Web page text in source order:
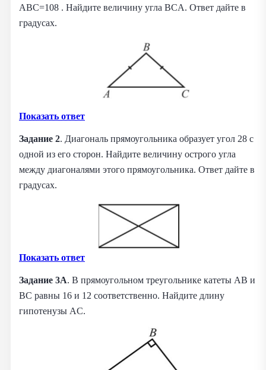
ABC=108 . Найдите величину угла BCA. Ответ дайте в
градусах.
Показать ответ
Задание 2. Диагональ прямоугольника образует угол 28 с
одной из его сторон. Найдите величину острого угла
между диагоналями этого прямоугольника. Ответ дайте в
градусах.
Показать ответ
Задание 3А. В прямоугольном треугольнике катеты AB и
BC равны 16 и 12 соответственно. Найдите длину
гипотенузы AC.